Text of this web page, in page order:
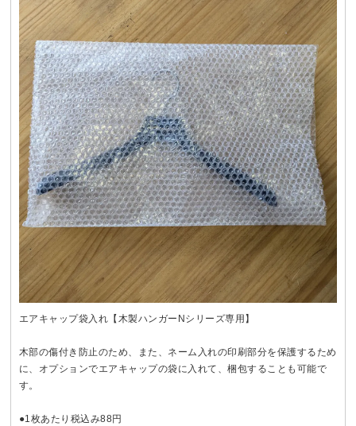
エアキャップ袋入れ【木製ハンガーNシリーズ専用】
木部の傷付き防止のため、また、ネーム入れの印刷部分を保護するため
に、オプションでエアキャップの袋に入れて、梱包することも可能で
す。
●1枚あたり税込み88円